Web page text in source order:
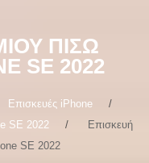
ΠΊΣΩ
SE 2022
Επισκευές iPhone
SE 2022
Επισκευή
SE 2022